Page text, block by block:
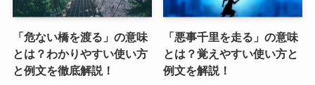
「危ない橋を渡る」の意味
とは？わかりやすい使い方
と例文を徹底解説！
「悪事千里を走る」の意味
とは？覚えやすい使い方と
例文を解説！